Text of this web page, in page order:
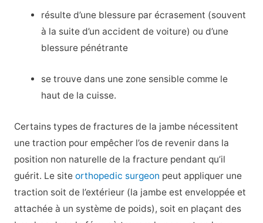
résulte d’une blessure par écrasement (souvent
à la suite d’un accident de voiture) ou d’une
blessure pénétrante
se trouve dans une zone sensible comme le
haut de la cuisse.
Certains types de fractures de la jambe nécessitent
une traction pour empêcher l’os de revenir dans la
position non naturelle de la fracture pendant qu’il
guérit. Le site orthopedic surgeon peut appliquer une
traction soit de l’extérieur (la jambe est enveloppée et
attachée à un système de poids), soit en plaçant des